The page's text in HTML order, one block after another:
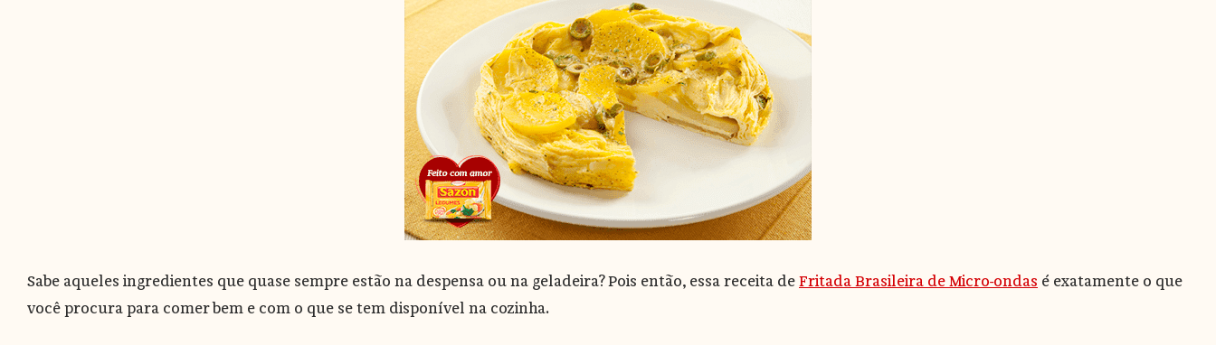
Sabe aqueles ingredientes que quase sempre estão na despensa ou na geladeira? Pois então, essa receita de Fritada Brasileira de Micro-ondas é exatamente o que
você procura para comer bem e com o que se tem disponível na cozinha.